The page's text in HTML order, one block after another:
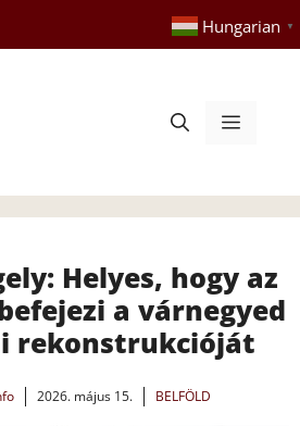
Hungarian ▼
Menü
Helyes, hogy az
a várnegyed
rekonstrukcióját
2026. május 15. BELFÖLD